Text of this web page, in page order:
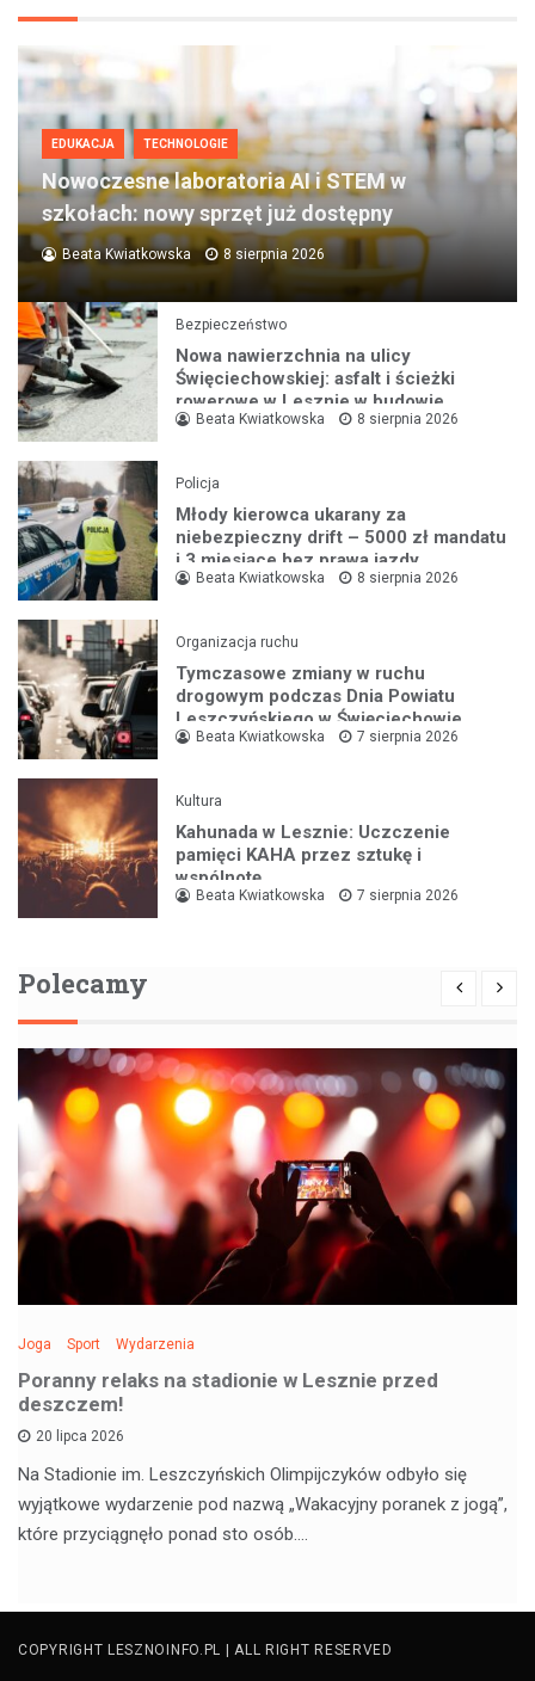
EDUKACJA TECHNOLOGIE
Nowoczesne laboratoria AI i STEM w
szkołach: nowy sprzęt już dostępny
Beata Kwiatkowska 8 sierpnia 2026
Bezpieczeństwo
Nowa nawierzchnia na ulicy
Święciechowskiej: asfalt i ścieżki
rowerowe w Lesznie w budowie
Beata Kwiatkowska 8 sierpnia 2026
Policja
Młody kierowca ukarany za
niebezpieczny drift – 5000 zł mandatu
i 3 miesiące bez prawa jazdy
Beata Kwiatkowska 8 sierpnia 2026
Organizacja ruchu
Tymczasowe zmiany w ruchu
drogowym podczas Dnia Powiatu
Leszczyńskiego w Święciechowie
Beata Kwiatkowska 7 sierpnia 2026
Kultura
Kahunada w Lesznie: Uczczenie
pamięci KAHA przez sztukę i
wspólnotę
Beata Kwiatkowska 7 sierpnia 2026
Polecamy
Joga Sport Wydarzenia
Poranny relaks na stadionie w Lesznie przed
deszczem!
20 lipca 2026
Na Stadionie im. Leszczyńskich Olimpijczyków odbyło się
wyjątkowe wydarzenie pod nazwą „Wakacyjny poranek z jogą”,
które przyciągnęło ponad sto osób.…
COPYRIGHT LESZNOINFO.PL | ALL RIGHT RESERVED